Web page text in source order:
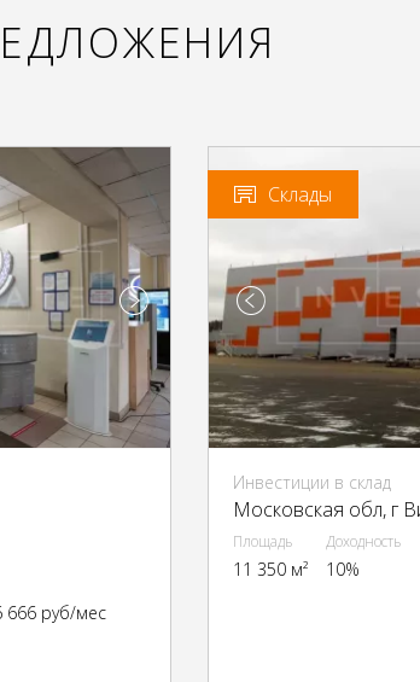
666 руб/мес
Склады
Инвестиции в склад
Площадь
11 350 м²
Доходность
10%